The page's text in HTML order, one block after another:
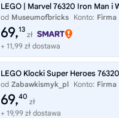
od Museumofbricks Konto: Firma
69,13
zł
+ 11,99 zł dostawa
od Zabawkismyk_pl Konto: Firma
69,40
zł
+ 19,99 zł dostawa